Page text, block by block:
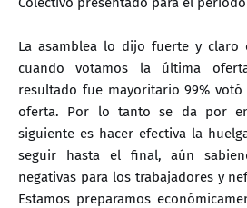
La asamblea lo dijo fuerte y claro
cuando votamos la última
resultado fue mayoritario 99%
oferta. Por lo tanto se da por
siguiente es hacer efectiva la
seguir hasta el final, aún
negativas para los trabajadores y
Estamos preparamos